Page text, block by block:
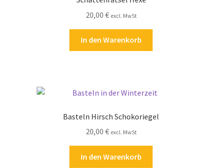
20,00 € excl. MwSt
In den Warenkorb
Basteln Hirsch Schokoriegel
20,00 € excl. MwSt
In den Warenkorb